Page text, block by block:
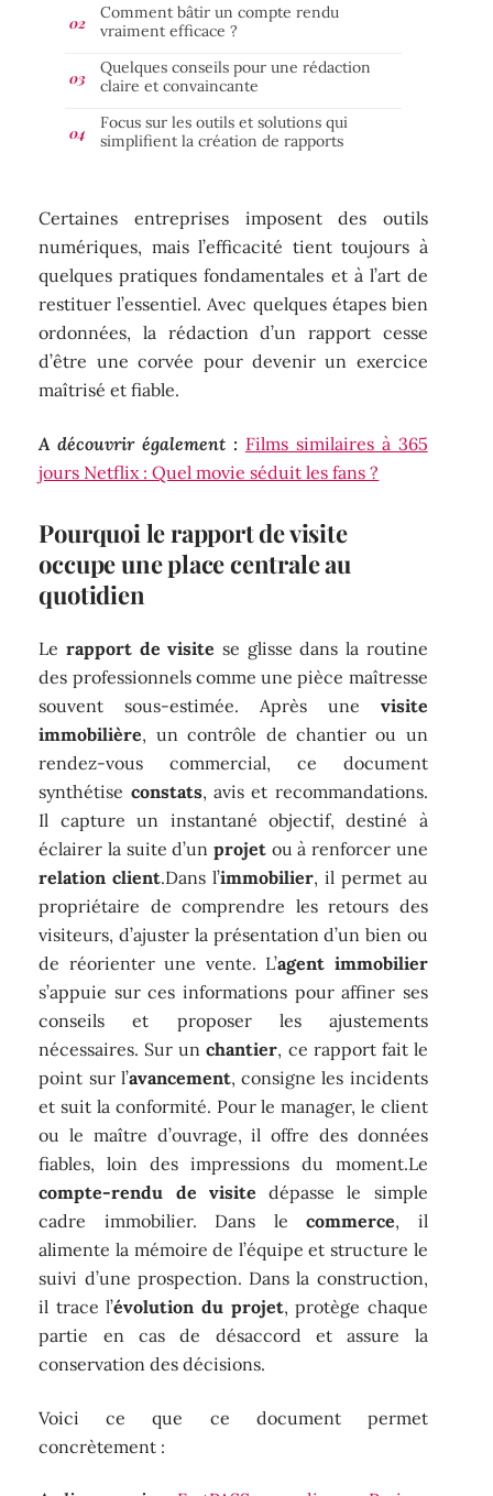
Comment bâtir un compte rendu
vraiment efficace ?
Quelques conseils pour une rédaction
claire et convaincante
Focus sur les outils et solutions qui
simplifient la création de rapports
Certaines entreprises imposent des outils
numériques, mais l’efficacité tient toujours à
quelques pratiques fondamentales et à l’art de
restituer l’essentiel. Avec quelques étapes bien
ordonnées, la rédaction d’un rapport cesse
d’être une corvée pour devenir un exercice
maîtrisé et fiable.
A découvrir également : Films similaires à 365
jours Netflix : Quel movie séduit les fans ?
Pourquoi le rapport de visite
occupe une place centrale au
quotidien
Lerapport de visite se glisse dans la routine
des professionnels comme une pièce maîtresse
souvent sous-estimée. Après une visite
immobilière, un contrôle de chantier ou un
rendez-vous commercial, ce document
synthétise constats, avis et recommandations.
Il capture un instantané objectif, destiné à
éclairer la suite d’un projet ou à renforcer une
relation client.Dans l’immobilier, il permet au
propriétaire de comprendre les retours des
visiteurs, d’ajuster la présentation d’un bien ou
de réorienter une vente. L’agent immobilier
s’appuie sur ces informations pour affiner ses
conseils et proposer les ajustements
nécessaires. Sur unchantier, ce rapport fait le
point sur l’avancement, consigne les incidents
et suit la conformité. Pour le manager, le client
ou le maître d’ouvrage, il offre des données
fiables, loin des impressions du moment.Le
compte-rendu de visite dépasse le simple
cadre immobilier. Dans lecommerce, il
alimente la mémoire de l’équipe et structure le
suivi d’une prospection. Dans la construction,
il trace l’évolution du projet, protège chaque
partie en cas de désaccord et assure la
conservation des décisions.
Voici ce que ce document permet
concrètement :